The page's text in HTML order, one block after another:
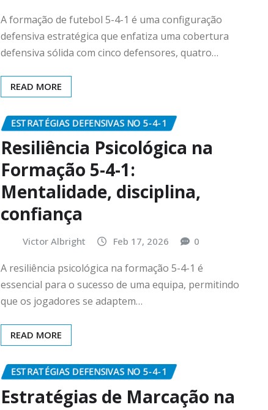
A formação de futebol 5-4-1 é uma configuração
defensiva estratégica que enfatiza uma cobertura
defensiva sólida com cinco defensores, quatro…
READ MORE
ESTRATÉGIAS DEFENSIVAS NO 5-4-1
Resiliência Psicológica na
Formação 5-4-1:
Mentalidade, disciplina,
confiança
Victor Albright Feb 17, 2026 0
A resiliência psicológica na formação 5-4-1 é
essencial para o sucesso de uma equipa, permitindo
que os jogadores se adaptem…
READ MORE
ESTRATÉGIAS DEFENSIVAS NO 5-4-1
Estratégias de Marcação na